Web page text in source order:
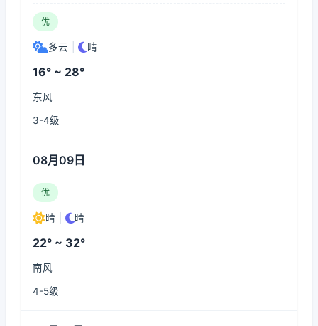
优
多云 晴
16° ~ 28°
东风
3-4级
08月09日
优
晴 晴
22° ~ 32°
南风
4-5级